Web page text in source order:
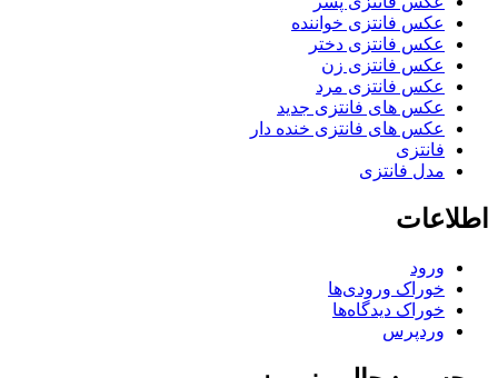
عکس فانتزی خواننده
عکس فانتزی دختر
عکس فانتزی زن
عکس فانتزی مرد
عکس های فانتزی جدید
عکس های فانتزی خنده دار
فانتزی
مدل فانتزی
اطلاعات
ورود
خوراک ورودی‌ها
خوراک دیدگاه‌ها
وردپرس